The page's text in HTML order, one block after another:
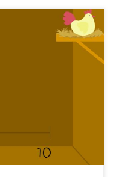
colocar la paja en el